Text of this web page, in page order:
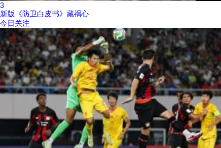
3
新版《防卫白皮书》藏祸心
今日关注